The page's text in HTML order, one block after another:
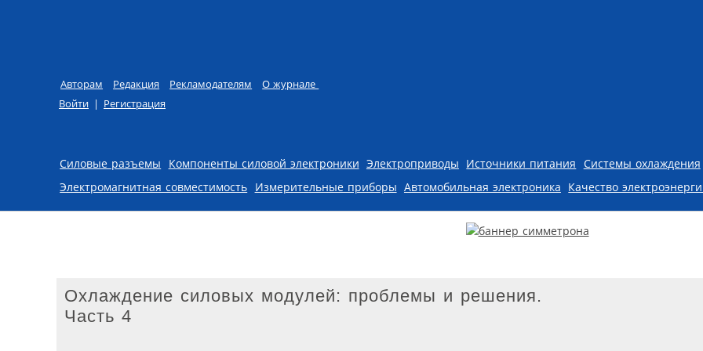
Авторам Редакция Рекламодателям
О журнале
Войти | Регистрация
Skip to content
Силовые разъемы Компоненты силовой электроники Электроприводы Источники питания Системы охлаждения
Электромагнитная совместимость Измерительные приборы Автомобильная электроника Качество
Охлаждение силовых модулей: проблемы и решения.
Часть 4